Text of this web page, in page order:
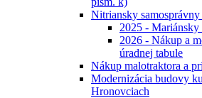
Nitriansky samosprávny
2025 -
2026 - Nákup a
úradnej tabule
Nákup malotraktora a
Modernizácia budovy
Hronovciach